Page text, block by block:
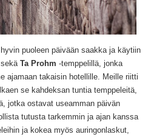
puoleen päivään saakka ja käytiin
Ta Prohm -temppelillä, jonka
ajamaan takaisin hotellille. Meille riitti
se kahdeksan tuntia temppeleitä,
jotka ostavat useamman päivän
tutusta tarkemmin ja ajan kanssa
ja kokea myös auringonlaskut,